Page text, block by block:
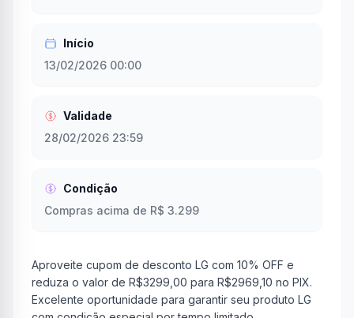
Início
13/02/2026 00:00
Validade
28/02/2026 23:59
Condição
Compras acima de R$ 3.299
Aproveite cupom de desconto LG com 10% OFF e
reduza o valor de R$3299,00 para R$2969,10 no PIX.
Excelente oportunidade para garantir seu produto LG